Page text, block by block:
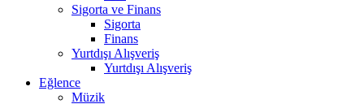
Sigorta ve Finans
Sigorta
Finans
Yurtdışı Alışveriş
Yurtdışı Alışveriş
Eğlence
Müzik